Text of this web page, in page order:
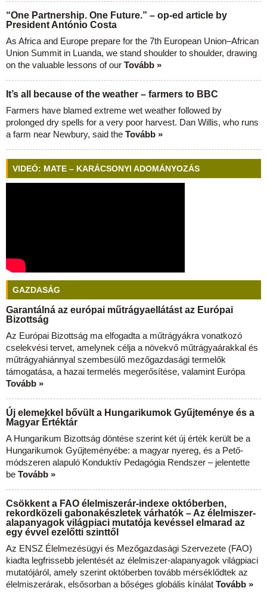
“One Partnership. One Future.” – op-ed article by
President António Costa
As Africa and Europe prepare for the 7th European Union–African
Union Summit in Luanda, we stand shoulder to shoulder, drawing
on the valuable lessons of our Tovább »
It’s all because of the weather – farmers to BBC
Farmers have blamed extreme wet weather followed by
prolonged dry spells for a very poor harvest. Dan Willis, who runs
a farm near Newbury, said the Tovább »
VIDEÓ: MATE – KARÁCSONYI ADOMÁNYOZÁS
GAZDASÁG
Garantálná az európai műtrágyaellátást az Európai
Bizottság
Az Európai Bizottság ma elfogadta a műtrágyákra vonatkozó
cselekvési tervet, amelynek célja a növekvő műtrágyaárakkal és
műtrágyahiánnyal szembesülő mezőgazdasági termelők
támogatása, a hazai termelés megerősítése, valamint Európa
Tovább »
Új elemekkel bővült a Hungarikumok Gyűjteménye és a
Magyar Értéktár
A Hungarikum Bizottság döntése szerint két új érték került be a
Hungarikumok Gyűjteményébe: a magyar nyereg, és a Pető-
módszeren alapuló Konduktív Pedagógia Rendszer – jelentette
be Tovább »
Csökkent a FAO élelmiszerár-indexe októberben,
rekordközeli gabonakészletek várhatók – Az élelmiszer-
alapanyagok világpiaci mutatója kevéssel elmarad az
egy évvel ezelőtti szinttől
Az ENSZ Élelmezésügyi és Mezőgazdasági Szervezete (FAO)
kiadta legfrissebb jelentését az élelmiszer-alapanyagok világpiaci
mutatójáról, amely szerint októberben tovább mérséklődtek az
élelmiszerárak, elsősorban a bőséges globális kínálat Tovább »